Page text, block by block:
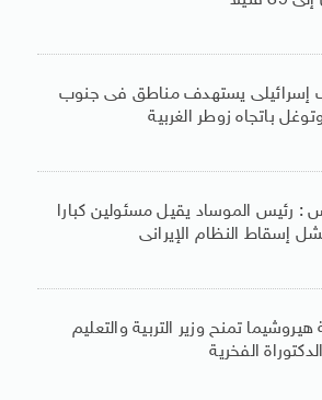
يستهدف مناطق فى جنوب
باتجاه زوطر الغربية
: رئيس الموساد يقيل مسئولين كبارا
إسقاط النظام الإيرانى
تمنح وزير التربية والتعليم
الفخرية